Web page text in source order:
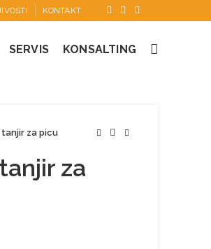
KONTAKT
SERVIS KONSALTING
za picu
za